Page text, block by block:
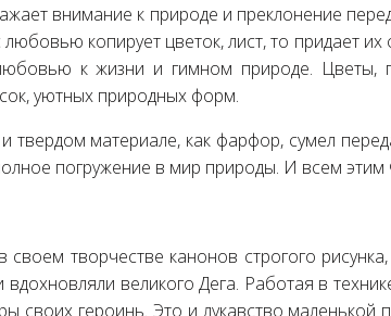
внимание к природе и преклонение
копирует цветок, лист, то придает
к жизни и гимном природе. Цветы,
уютных природных форм.
материале, как фарфор, сумел
погружение в мир природы. И всем
творчестве канонов строгого
вдохновляли великого Дега. Работая в
своих героинь. Это и лукавство